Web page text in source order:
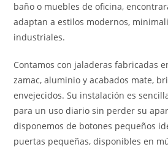
baño o muebles de oficina,
adaptan a estilos modernos,
industriales.
Contamos con jaladeras fabricadas
zamac, aluminio y acabados mate,
envejecidos. Su instalación es
para un uso diario sin perder su
disponemos de botones pequeños
puertas pequeñas, disponibles en